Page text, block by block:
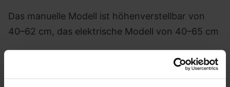
Das manuelle Modell ist höhenverstellbar von
40–62 cm, das elektrische Modell von 40–65 cm